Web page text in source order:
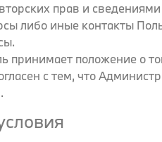
прав и
либо иные контакты
принимает положение о
с тем, что